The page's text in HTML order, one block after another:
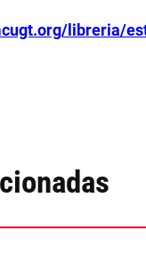
libreria/